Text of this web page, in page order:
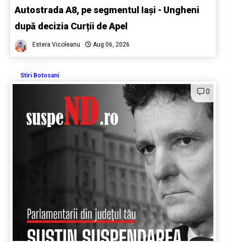
Autostrada A8, pe segmentul Iași - Ungheni
după decizia Curții de Apel
Estera Vicoleanu Aug 06, 2026
Stiri Botosani
0